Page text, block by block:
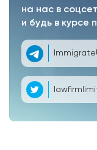
на нас в
и будь в курсе